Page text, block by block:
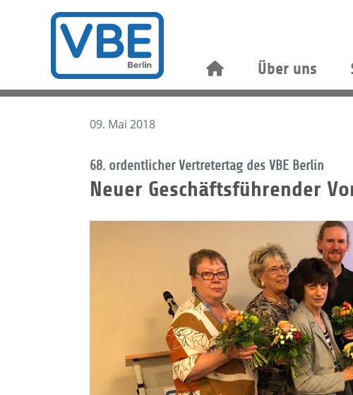
Über uns
09. Mai 2018
68. ordentlicher Vertretertag des VBE Berlin
Neuer Geschäftsführender